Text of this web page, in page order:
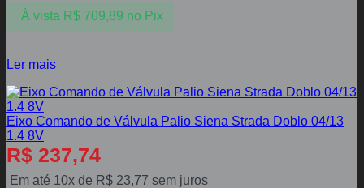
À vista R$709,89 no Pix
Ler mais
Eixo Comando de Válvula Palio Siena Strada Doblo 04/13
1.4 8V
R$ 237,74
Em até 10x de R$ 23,77 sem juros